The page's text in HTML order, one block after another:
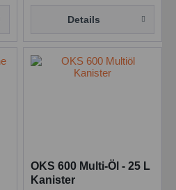
Details
OKS 600 Multi-Öl - 25 L
Kanister